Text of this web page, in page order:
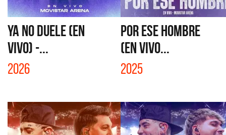
YA NO DUELE (EN
VIVO) -...
2026
POR ESE HOMBRE
(EN VIVO...
2025